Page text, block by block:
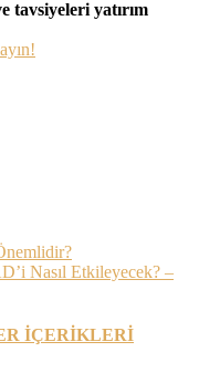
tavsiyeleri yatırım
Nasıl Etkileyecek? –
İÇERİKLERİ